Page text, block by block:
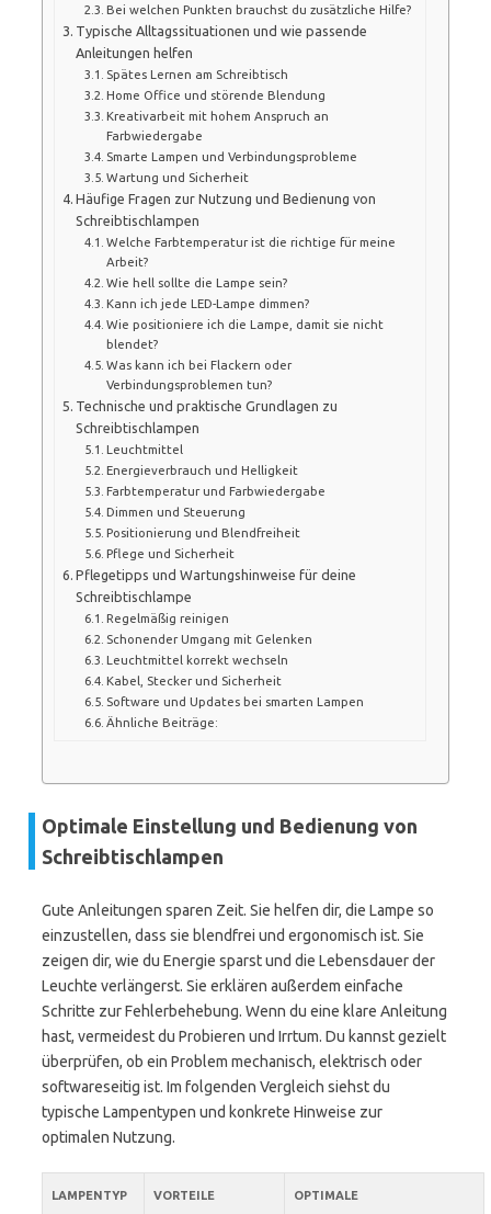
Bei welchen Punkten brauchst du zusätzliche Hilfe?
Typische Alltagssituationen und wie passende
Anleitungen helfen
Spätes Lernen am Schreibtisch
Home Office und störende Blendung
Kreativarbeit mit hohem Anspruch an
Farbwiedergabe
Smarte Lampen und Verbindungsprobleme
Wartung und Sicherheit
Häufige Fragen zur Nutzung und Bedienung von
Schreibtischlampen
Welche Farbtemperatur ist die richtige für meine
Arbeit?
Wie hell sollte die Lampe sein?
Kann ich jede LED-Lampe dimmen?
Wie positioniere ich die Lampe, damit sie nicht
blendet?
Was kann ich bei Flackern oder
Verbindungsproblemen tun?
Technische und praktische Grundlagen zu
Schreibtischlampen
Leuchtmittel
Energieverbrauch und Helligkeit
Farbtemperatur und Farbwiedergabe
Dimmen und Steuerung
Positionierung und Blendfreiheit
Pflege und Sicherheit
Pflegetipps und Wartungshinweise für deine
Schreibtischlampe
Regelmäßig reinigen
Schonender Umgang mit Gelenken
Leuchtmittel korrekt wechseln
Kabel, Stecker und Sicherheit
Software und Updates bei smarten Lampen
Ähnliche Beiträge:
Optimale Einstellung und Bedienung von
Schreibtischlampen
Gute Anleitungen sparen Zeit. Sie helfen dir, die Lampe so
einzustellen, dass sie blendfrei und ergonomisch ist. Sie
zeigen dir, wie du Energie sparst und die Lebensdauer der
Leuchte verlängerst. Sie erklären außerdem einfache
Schritte zur Fehlerbehebung. Wenn du eine klare Anleitung
hast, vermeidest du Probieren und Irrtum. Du kannst gezielt
überprüfen, ob ein Problem mechanisch, elektrisch oder
softwareseitig ist. Im folgenden Vergleich siehst du
typische Lampentypen und konkrete Hinweise zur
optimalen Nutzung.
LAMPENTYP VORTEILE
OPTIMALE